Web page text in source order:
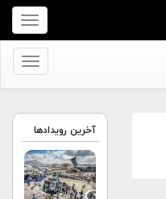
برای
نمایش
منو
برای
کنید
آخرین رویدادها